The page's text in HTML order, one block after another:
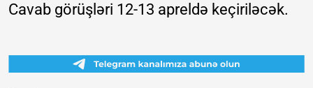
Cavab görüşləri 12-13 apreldə keçiriləcək.